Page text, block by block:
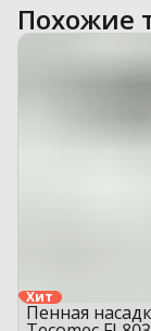
Похожие
Хит
Пенная